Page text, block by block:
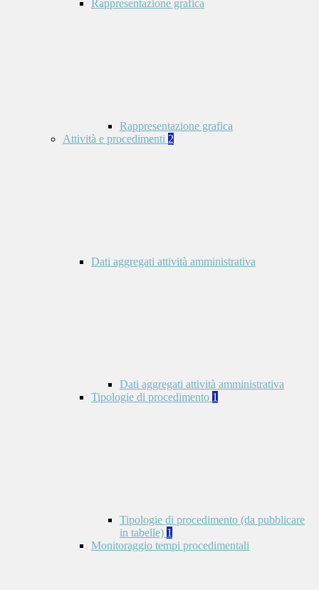
Rappresentazione grafica
Rappresentazione grafica
Attività e procedimenti 2
Dati aggregati attività amministrativa
Dati aggregati attività amministrativa
Tipologie di procedimento 1
Tipologie di procedimento (da pubblicare
in tabelle) 1
Monitoraggio tempi procedimentali